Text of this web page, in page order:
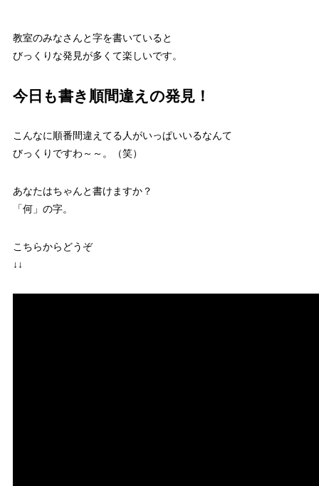
教室のみなさんと字を書いていると
びっくりな発見が多くて楽しいです。
今日も書き順間違えの発見！
こんなに順番間違えてる人がいっぱいいるなんて
びっくりですわ～～。（笑）
あなたはちゃんと書けますか？
「何」の字。
こちらからどうぞ
↓↓